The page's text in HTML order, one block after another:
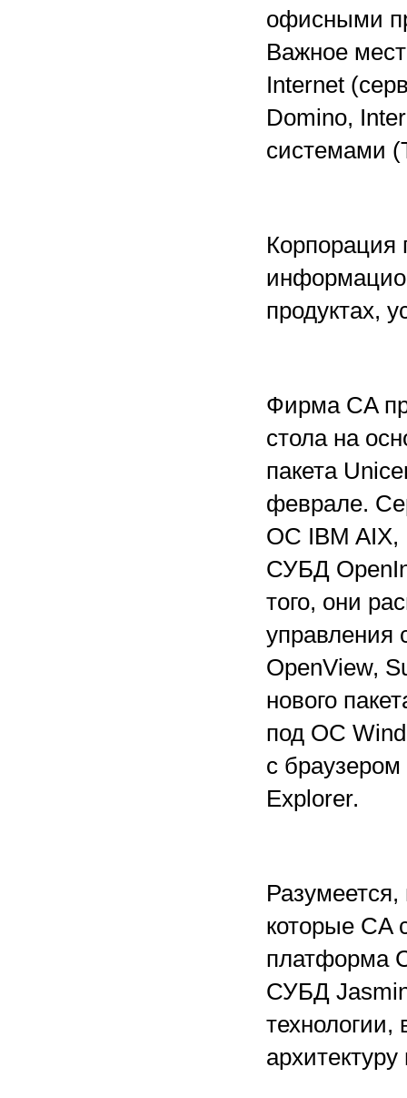
офисными
Важное
Internet
Domino,
системами
Корпорация
продуктах,
Фирма CA
стола на
пакета
феврале.
ОС IBM AIX,
СУБД
того, они
управления
OpenView,
нового
под ОС
с
Explorer.
которые CA
платформа
СУБД
технологии,